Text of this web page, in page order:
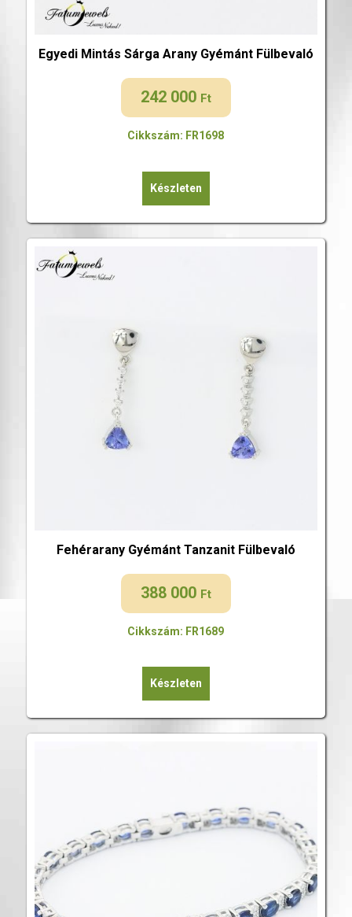
Egyedi Mintás Sárga Arany Gyémánt Fülbevaló
242 000 Ft
Cikkszám: FR1698
Készleten
Fehérarany Gyémánt Tanzanit Fülbevaló
388 000 Ft
Cikkszám: FR1689
Készleten